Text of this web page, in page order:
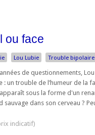
ou face
Lou Lubie Trouble bipolaire
de questionnements,
: un trouble de l’humeur de la
sous la forme d'un
sauvage dans son cerveau ?